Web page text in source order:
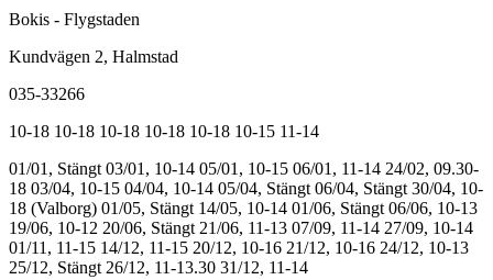
Bokis - Flygstaden
Kundvägen 2, Halmstad
035-33266
10-18 10-18 10-18 10-18 10-18 10-15 11-14
01/01, Stängt 03/01, 10-14 05/01, 10-15 06/01, 11-14 24/02, 09.30-
18 03/04, 10-15 04/04, 10-14 05/04, Stängt 06/04, Stängt 30/04, 10-
18 (Valborg) 01/05, Stängt 14/05, 10-14 01/06, Stängt 06/06, 10-13
19/06, 10-12 20/06, Stängt 21/06, 11-13 07/09, 11-14 27/09, 10-14
01/11, 11-15 14/12, 11-15 20/12, 10-16 21/12, 10-16 24/12, 10-13
25/12, Stängt 26/12, 11-13.30 31/12, 11-14